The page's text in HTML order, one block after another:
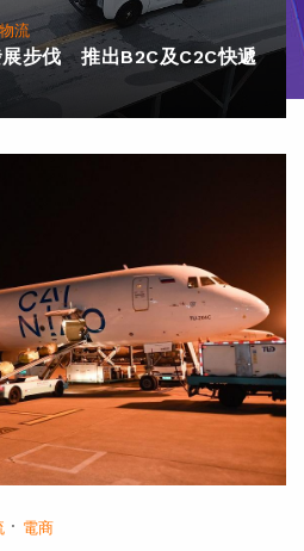
流
展步伐 推出B2C及C2C快遞
· 電商